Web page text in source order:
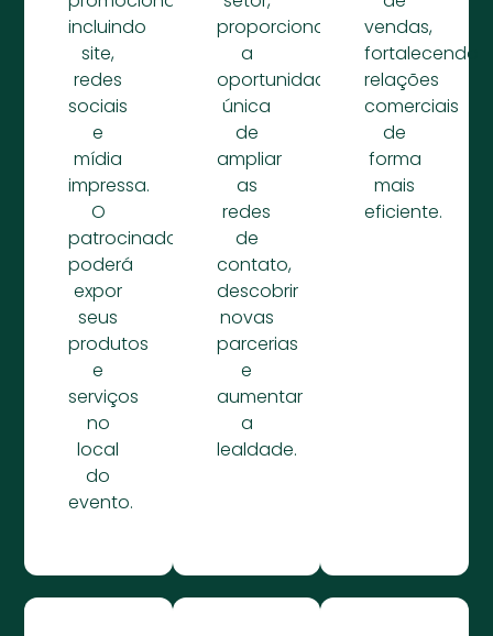
incluindo
site,
redes
sociais
e
mídia
impressa.
O
patrocinador
poderá
expor
seus
produtos
e
serviços
no
local
do
evento.
proporcionando
a
oportunidade
única
de
ampliar
as
redes
de
contato,
descobrir
novas
parcerias
e
aumentar
a
lealdade.
vendas,
fortalecendo
relações
comerciais
de
forma
mais
eficiente.